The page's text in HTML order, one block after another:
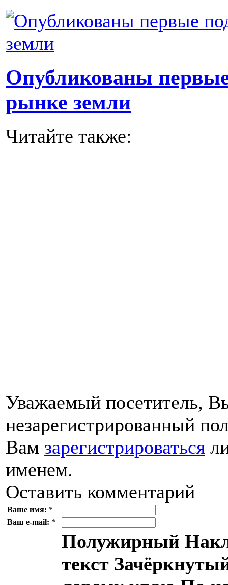
Опубликованы
рынке земли
Читайте также:
Уважаемый посетитель,
незарегистрированный
Вам зарегистрироваться
именем.
Оставить комментарий
Ваше имя: *
Ваш e-mail: *
Полужирный
текст